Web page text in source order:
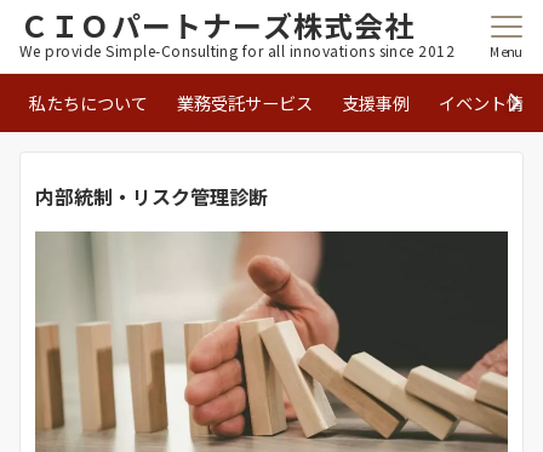
ＣＩＯパートナーズ株式会社
We provide Simple-Consulting for all innovations since 2012 Menu
私たちについて 業務受託サービス 支援事例 イベント情報
内部統制・リスク管理診断